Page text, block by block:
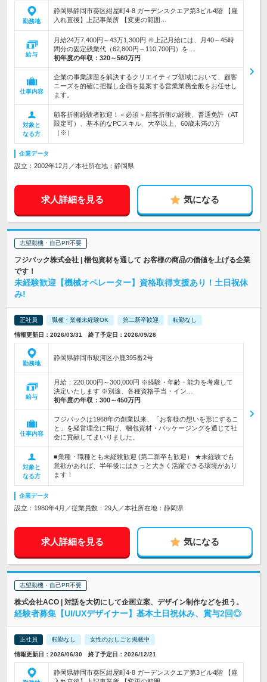
勤務地
静岡県静岡市葵区紺屋町4-8 ガーデンスクエア第3ビル4階 【雇
入れ直後】上記事業所 【変更の範囲…
給与
月給24万7,400円～43万1,300円 ※上記月給には、月40～45時
間分の固定残業代（62,800円～110,700円）を…
初年度の年収： 320～560万円
仕事内容
企業の事業課題を解決するクリエイティブ領域において、顧客
ニーズを的確に把握し企画を提案する営業業務全般をお任せし
ます。
対象と
なる方
顧客折衝経験者歓迎！＜必須＞顧客折衝の経験、普通免許（AT
限定可）、基本的なPCスキル、大卒以上、60歳未満の方
（※）
企業データ
設立：2002年12月／本社所在地：静岡県
求人詳細を見る 気になる
志望動機・自己PR不要
フジパック株式会社 | 梱包資材を通して お客様の商品の価値を上げる企業
です！
未経験歓迎【機械オペレーター】資格取得支援あり！土日祝休
み!
正社員 職種・業種未経験OK 第二新卒歓迎 転勤なし
情報更新日：2026/03/31 終了予定日：2026/09/28
勤務地
静岡県静岡市駿河区小鹿395番2号
給与
月給：220,000円～300,000円 ※経験・年齢・能力を考慮して
決定いたします ※別途、各種資格手当・イン…
初年度の年収： 300～450万円
仕事内容
フジパックは1968年の創業以来、「お客様の想いを形にするこ
と」を経営理念に掲げ、梱包資材・パッケージングを通じて社
会に貢献してまいりました。
対象と
なる方
■業種・職種とも未経験歓迎 (第二新卒も歓迎） ★未経験でも
意欲があれば、半年後にはきっと大きく活躍できる環境があり
ます！
企業データ
設立：1980年4月／従業員数：29人／本社所在地：静岡県
求人詳細を見る 気になる
志望動機・自己PR不要
株式会社ACO | 対話を大切にして企画立案、デザイン制作などを担う。
経験者募集【UI/UXデザイナー】基本土日祝休み、賞与2回◎
正社員 転勤なし 女性のおしごと掲載中
情報更新日：2026/06/30 終了予定日：2026/12/21
静岡県静岡市葵区紺屋町4-8 ガーデンスクエア第3ビル4階 【雇